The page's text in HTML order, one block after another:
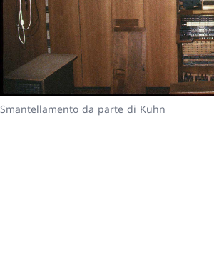
Smantellamento da parte di Kuhn